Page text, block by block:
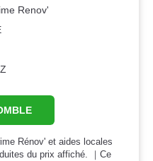
Renov'
Rénov' et aides locales
du prix affiché. ｜Ce